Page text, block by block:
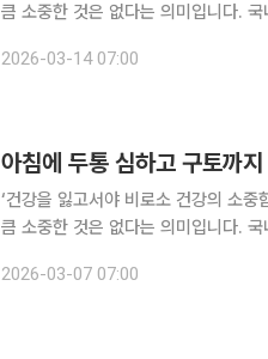
큼 소중한 것은 없다는 의미입니다.
시야가 점차 좁아지는 질환이다. 한
2026-03-14 07:00
아침에 두통 심하고 구토까
‘건강을 잃고서야 비로소 건강의 소
큼 소중한 것은 없다는 의미입니다.
해지고 일반적인 진통제로도 조절되
2026-03-07 07:00